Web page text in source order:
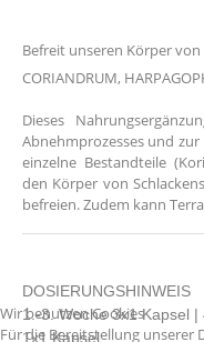
Befreit unseren Körper
CORIANDRUM,
Dieses
Abnehmprozesses und
einzelne Bestandteile
den Körper von
befreien. Zudem kann
DOSIERUNGSHINWEIS
1.-3. Woche 3x1 Kapsel
1x1 Kapsel
Wir benutzen Cookies
Für die Bereitstellung unserer